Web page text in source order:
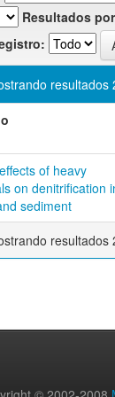
Resultados
resultados
of heavy
on denitrification
sediment
resultados